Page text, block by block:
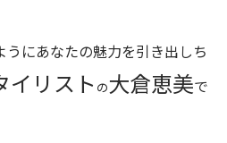
にあなたの魅力を引き出しち
イリスト の大倉恵美で